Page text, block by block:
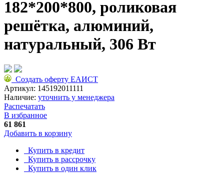
182*200*800, роликовая
решётка, алюминий,
натуральный, 306 Вт
Создать оферту ЕАИСТ
Артикул: 145192011111
Наличие: уточнить у менеджера
Распечатать
В избранное
61 861
Добавить в корзину
Купить в кредит
Купить в рассрочку
Купить в один клик